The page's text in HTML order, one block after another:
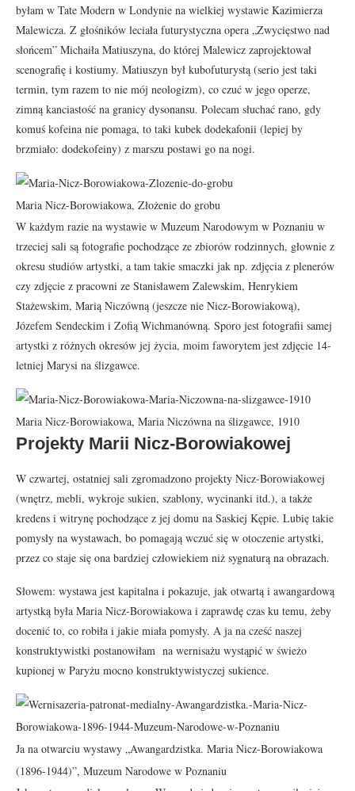
byłam w Tate Modern w Londynie na wielkiej wystawie Kazimierza
Malewicza. Z głośników leciała futurystyczna opera „Zwycięstwo nad
słońcem” Michaiła Matiuszyna, do której Malewicz zaprojektował
scenografię i kostiumy. Matiuszyn był kubofuturystą (serio jest taki
termin, tym razem to nie mój neologizm), co czuć w jego operze,
zimną kanciastość na granicy dysonansu. Polecam słuchać rano, gdy
komuś kofeina nie pomaga, to taki kubek dodekafonii (lepiej by
brzmiało: dodekofeiny) z marszu postawi go na nogi.
Maria Nicz-Borowiakowa, Złożenie do grobu
W każdym razie na wystawie w Muzeum Narodowym w Poznaniu w
trzeciej sali są fotografie pochodzące ze zbiorów rodzinnych, głownie z
okresu studiów artystki, a tam takie smaczki jak np. zdjęcia z plenerów
czy zdjęcie z pracowni ze Stanisławem Zalewskim, Henrykiem
Stażewskim, Marią Niczówną (jeszcze nie Nicz-Borowiakową),
Józefem Sendeckim i Zofią Wichmanówną. Sporo jest fotografii samej
artystki z różnych okresów jej życia, moim faworytem jest zdjęcie 14-
letniej Marysi na ślizgawce.
Maria Nicz-Borowiakowa, Maria Niczówna na ślizgawce, 1910
Projekty Marii Nicz-Borowiakowej
W czwartej, ostatniej sali zgromadzono projekty Nicz-Borowiakowej
(wnętrz, mebli, wykroje sukien, szablony, wycinanki itd.), a także
kredens i witrynę pochodzące z jej domu na Saskiej Kępie. Lubię takie
pomysły na wystawach, bo pomagają wczuć się w otoczenie artystki,
przez co staje się ona bardziej człowiekiem niż sygnaturą na obrazach.
Słowem: wystawa jest kapitalna i pokazuje, jak otwartą i awangardową
artystką była Maria Nicz-Borowiakowa i zaprawdę czas ku temu, żeby
docenić to, co robiła i jakie miała pomysły. A ja na cześć naszej
konstruktywistki postanowiłam na wernisażu wystąpić w świeżo
kupionej w Paryżu mocno konstruktywistyczej sukience.
Ja na otwarciu wystawy „Awangardzistka. Maria Nicz-Borowiakowa
(1896-1944)”, Muzeum Narodowe w Poznaniu